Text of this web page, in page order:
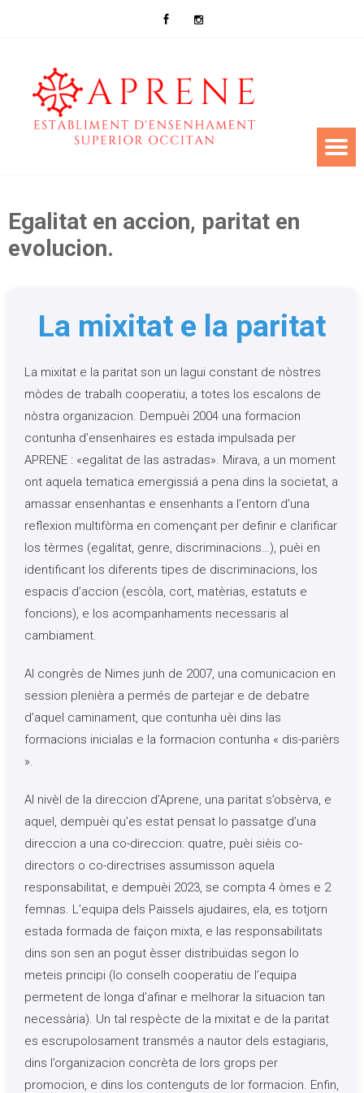
Egalitat en accion, paritat en
evolucion.
La mixitat e la paritat
La mixitat e la paritat son un lagui constant de nòstres
mòdes de trabalh cooperatiu, a totes los escalons de
nòstra organizacion. Dempuèi 2004 una formacion
contunha d’ensenhaires es estada impulsada per
APRENE : «egalitat de las astradas». Mirava, a un moment
ont aquela tematica emergissiá a pena dins la societat, a
amassar ensenhantas e ensenhants a l’entorn d’una
reflexion multifòrma en començant per definir e clarificar
los tèrmes (egalitat, genre, discriminacions…), puèi en
identificant los diferents tipes de discriminacions, los
espacis d’accion (escòla, cort, matèrias, estatuts e
foncions), e los acompanhaments necessaris al
cambiament.
Al congrès de Nimes junh de 2007, una comunicacion en
session plenièra a permés de partejar e de debatre
d’aquel caminament, que contunha uèi dins las
formacions inicialas e la formacion contunha « dis-parièrs
».
Al nivèl de la direccion d’Aprene, una paritat s’obsèrva, e
aquel, dempuèi qu’es estat pensat lo passatge d’una
direccion a una co-direccion: quatre, puèi sièis co-
directors o co-directrises assumisson aquela
responsabilitat, e dempuèi 2023, se compta 4 òmes e 2
femnas. L’equipa dels Paissels ajudaires, ela, es totjorn
estada formada de faiçon mixta, e las responsabilitats
dins son sen an pogut èsser distribuïdas segon lo
meteis principi (lo conselh cooperatiu de l’equipa
permetent de longa d’afinar e melhorar la situacion tan
necessària). Un tal respècte de la mixitat e de la paritat
es escrupolosament transmés a nautor dels estagiaris,
dins l’organizacion concrèta de lors grops per
promocion, e dins los contenguts de lor formacion. Enfin,